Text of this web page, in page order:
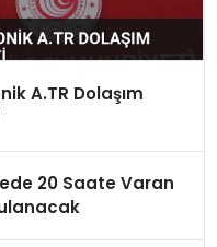
A.TR Dolaşım
20 Saate Varan